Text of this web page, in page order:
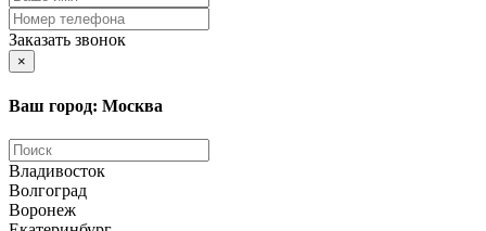
Заказать звонок
×
Ваш город: Москва
Владивосток
Волгоград
Воронеж